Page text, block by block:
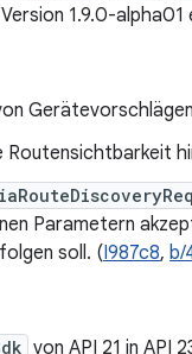
1.9.0-alpha01
Parametern
soll. (I987c8, b/
von API 21 in API